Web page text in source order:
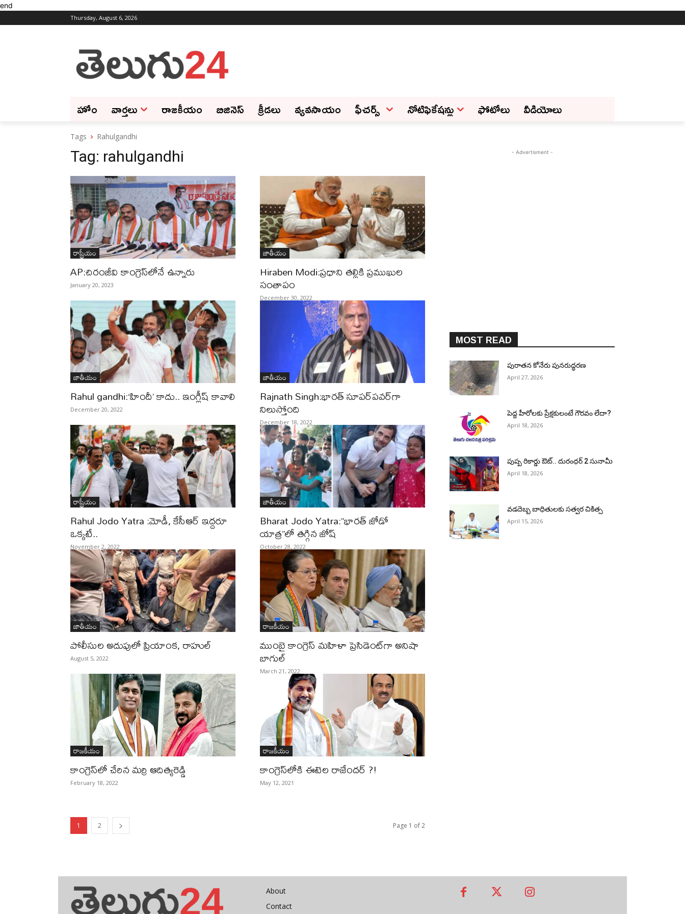
end
Thursday, August 6, 2026
హోం వార్తలు రాజకీయం బిజినెస్‌ క్రీడలు వ్యవసాయం ఫీచ‌ర్స్ ‌ నోటిఫికేషన్లు ఫోటోలు వీడియోలు
Tags Rahulgandhi
Tag: rahulgandhi
రాష్ట్రీయం
AP:చిరంజీవి కాంగ్రెస్‌లోనే ఉన్నారు
January 20, 2023
జాతీయం
Hiraben Modi:ప్రధాని తల్లికి ప్రముఖుల
సంతాపం
December 30, 2022
జాతీయం
Rahul gandhi:‘హిందీ’ కాదు.. ఇంగ్లీష్‌ కావాలి
December 20, 2022
జాతీయం
Rajnath Singh:భారత్ సూపర్‌పవర్‌గా
నిలుస్తోంది
December 18, 2022
రాష్ట్రీయం
Rahul Jodo Yatra :మోడీ, కేసీఆర్ ఇద్దరూ
ఒక్కటే..
November 2, 2022
జాతీయం
Bharat Jodo Yatra:”భారత్ జోడో
యాత్ర”లో తగ్గిన జోష్
October 28, 2022
జాతీయం
పోలీసుల అదుపులో ప్రియాంక, రాహుల్‌
August 5, 2022
రాజకీయం
ముంబై కాంగ్రెస్‌ మహిళా ప్రెసిడెంట్‌గా అనిషా
బాగుల్‌
March 21, 2022
రాజకీయం
కాంగ్రెస్‌లో చేరిన మర్రి ఆదిత్యరెడ్డి
February 18, 2022
రాజకీయం
కాంగ్రెస్‌లోకి ఈటెల రాజేందర్‌ ?!
May 12, 2021
1 2 Page 1 of 2
- Advertisment -
MOST READ
పురాత‌న కోనేరు పున‌రుద్ధ‌ర‌ణ
April 27, 2026
పెద్ద హీరోల‌కు ప్రేక్ష‌కులంటే గౌర‌వం లేదా?
April 18, 2026
పుష్ప రికార్డు ఔట్‌.. దురంధ‌ర్ 2 సునామీ
April 18, 2026
వడదెబ్బ బాధితులకు సత్వర చికిత్స
April 15, 2026
About
Contact